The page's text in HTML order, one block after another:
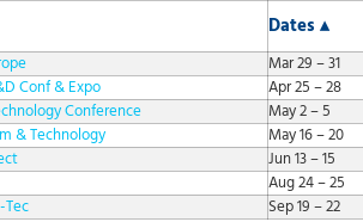
Dates ▴
Mar 29 – 31
Conf & Expo
Apr 25 – 28
Conference
May 2 – 5
& Technology
May 16 – 20
Jun 13 – 15
Aug 24 – 25
Tec
Sep 19 – 22